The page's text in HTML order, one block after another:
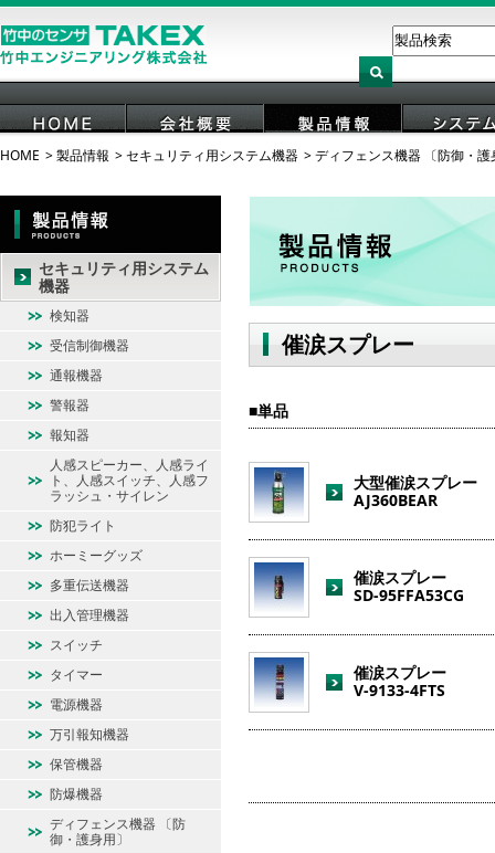
HOME 会社概要 製品情報 システ
HOME 製品情報 セキュリティ用システム機器 ディフェンス機器 〔防御・護
催涙スプレー
単品
大型催涙スプレー
AJ360BEAR
催涙スプレー
SD-95FFA53CG
催涙スプレー
V-9133-4FTS
セキュリティ用システム
機器
検知器
受信制御機器
通報機器
警報器
報知器
人感スピーカー、人感ライ
ト、人感スイッチ、人感フ
ラッシュ・サイレン
防犯ライト
ホーミーグッズ
多重伝送機器
出入管理機器
スイッチ
タイマー
電源機器
万引報知機器
保管機器
防爆機器
ディフェンス機器 〔防
御・護身用〕